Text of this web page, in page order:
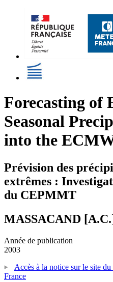
Forecasting of
Seasonal
into the
Prévision des
extrêmes :
du CEPMMT
MASSACAND
Année de publication
2003
Accès à la notice sur le site
France